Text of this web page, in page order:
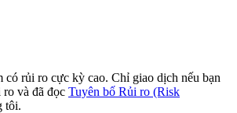
có rủi ro cực kỳ cao. Chỉ giao dịch nếu bạn
ro và đã đọc Tuyên bố Rủi ro (Risk
tôi.